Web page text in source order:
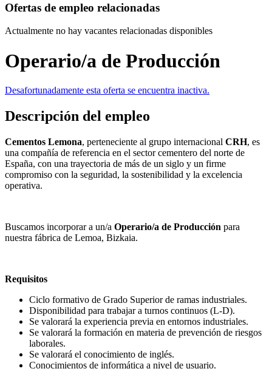
Ofertas de empleo relacionadas
Actualmente no hay vacantes relacionadas disponibles
Operario/a de Producción
Desafortunadamente esta oferta se encuentra inactiva.
Descripción del empleo
Cementos Lemona, perteneciente al grupo internacional CRH, es
una compañía de referencia en el sector cementero del norte de
España, con una trayectoria de más de un siglo y un firme
compromiso con la seguridad, la sostenibilidad y la excelencia
operativa.
Buscamos incorporar a un/a Operario/a de Producción para
nuestra fábrica de Lemoa, Bizkaia.
Requisitos
Ciclo formativo de Grado Superior de ramas industriales.
Disponibilidad para trabajar a turnos continuos (L-D).
Se valorará la experiencia previa en entornos industriales.
Se valorará la formación en materia de prevención de riesgos
laborales.
Se valorará el conocimiento de inglés.
Conocimientos de informática a nivel de usuario.